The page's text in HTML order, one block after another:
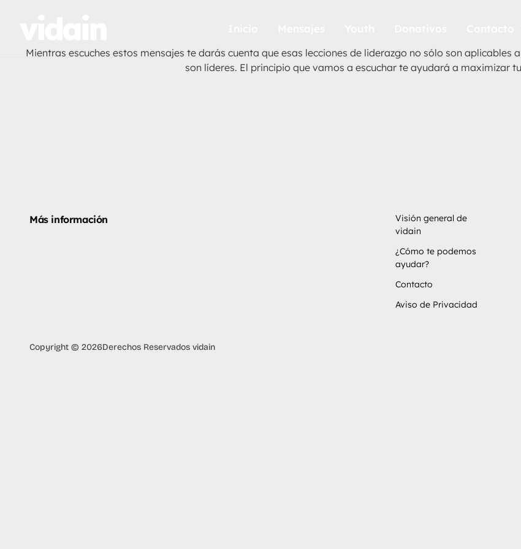
Mientras escuches estos mensajes te darás cuenta que esas lecciones de liderazgo no sólo son
son líderes. El principio que vamos a escuchar te ayudará a maximizar
Más información
Visión general de
vidain
¿Cómo te podemos
ayudar?
Contacto
Aviso de Privacidad
Copyright © 2026Derechos Reservados vidain